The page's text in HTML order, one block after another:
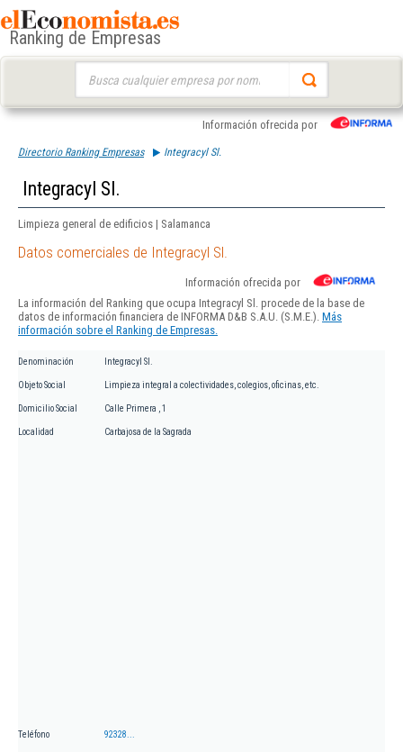
Ranking de Empresas
Información ofrecida por
Directorio Ranking Empresas Integracyl Sl.
Integracyl Sl.
Limpieza general de edificios | Salamanca
Datos comerciales de Integracyl Sl.
Información ofrecida por
La información del Ranking que ocupa Integracyl Sl. procede de la base de
datos de información financiera de INFORMA D&B S.A.U. (S.M.E.). Más
información sobre el Ranking de Empresas.
Denominación Integracyl Sl.
Objeto Social Limpieza integral a colectividades, colegios, oficinas, etc.
Domicilio Social Calle Primera , 1
Localidad Carbajosa de la Sagrada
Teléfono 92328...